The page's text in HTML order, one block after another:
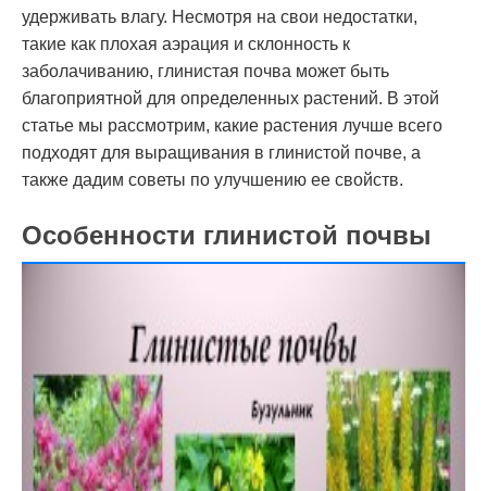
удерживать влагу. Несмотря на свои недостатки,
такие как плохая аэрация и склонность к
заболачиванию, глинистая почва может быть
благоприятной для определенных растений. В этой
статье мы рассмотрим, какие растения лучше всего
подходят для выращивания в глинистой почве, а
также дадим советы по улучшению ее свойств.
Особенности глинистой почвы